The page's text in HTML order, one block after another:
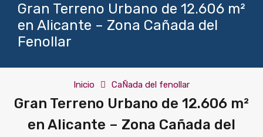
Gran Terreno Urbano de 12.606 m²
en Alicante – Zona Cañada del
Fenollar
Inicio CaÑada del fenollar
Gran Terreno Urbano de 12.606 m²
en Alicante – Zona Cañada del